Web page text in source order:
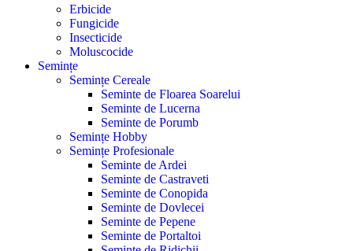
Erbicide
Fungicide
Insecticide
Moluscocide
Semințe
Semințe Cereale
Seminte de Floarea Soarelui
Seminte de Lucerna
Seminte de Porumb
Semințe Hobby
Semințe Profesionale
Seminte de Ardei
Seminte de Castraveti
Seminte de Conopida
Seminte de Dovlecei
Seminte de Pepene
Seminte de Portaltoi